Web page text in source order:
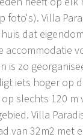
foto's). Villa
dat
accommodatie
is zo
iets hoger op
slechts 120 m
Villa
van 32m2 met